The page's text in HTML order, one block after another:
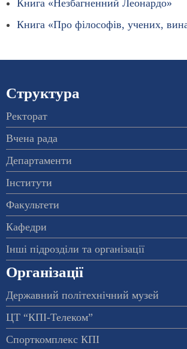
Книга «Незбагненний Леонардо»
Книга «Про філософів, учених,
Структура
Ректорат
Вчена рада
Департаменти
Інститути
Факультети
Кафедри
Інші підрозділи та організації
Організації
Державний політехнічний музей
ЦТ “КПІ-Телеком”
Спорткомплекс КПІ